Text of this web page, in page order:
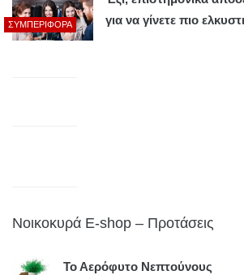
ΣΥΜΠΕΡΙΦΟΡΆ
για να γίνετε πιο
Νοικοκυρά E-shop – Προτάσεις
Το Αερόφυτο Νεπτούνους